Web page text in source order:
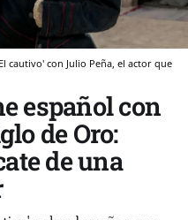
cautivo' con Julio Peña, el actor que
español con
de Oro:
de una